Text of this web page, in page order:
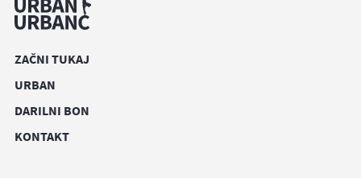
ZAČNI TUKAJ
URBAN
DARILNI BON
KONTAKT